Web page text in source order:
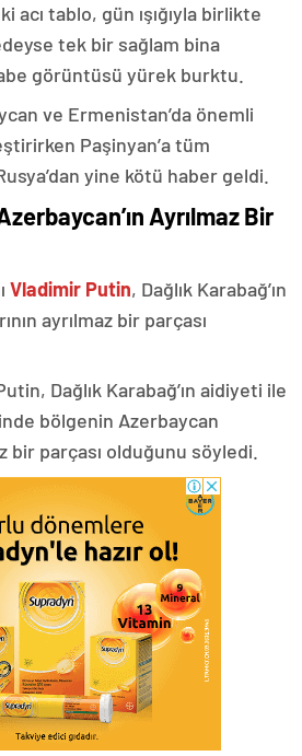
acı tablo, gün ışığıyla birlikte
tek bir sağlam bina
görüntüsü yürek burktu.
ve Ermenistan’da önemli
Paşinyan’a tüm
yine kötü haber geldi.
Ayrılmaz Bir
Vladimir Putin, Dağlık Karabağ’ın
ayrılmaz bir parçası
Dağlık Karabağ’ın aidiyeti ile
bölgenin Azerbaycan
bir parçası olduğunu söyledi.